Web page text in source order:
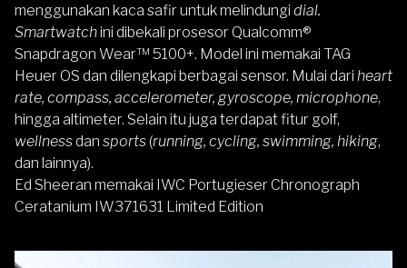
menggunakan kaca safir untuk melindungi dial.
Smartwatchini dibekali prosesor Qualcomm®
Snapdragon Wear™ 5100+. Model ini memakai TAG
Heuer OS dan dilengkapi berbagai sensor. Mulai dari heart
rate, compass, accelerometer, gyroscope, microphone,
hingga altimeter. Selain itu juga terdapat fitur golf,
wellnessdan sports(running, cycling, swimming, hiking,
dan lainnya).
Ed Sheeran memakai IWC Portugieser Chronograph
Ceratanium IW371631 Limited Edition